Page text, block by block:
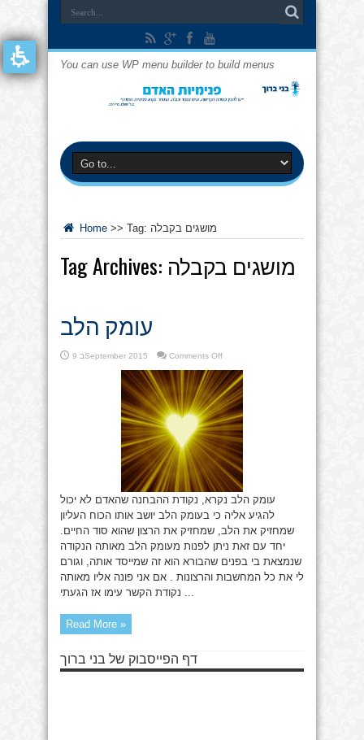
You can use WP menu builder to build menus
Home >> Tag: מושגים בקבלה
Tag Archives: מושגים בקבלה
עומק הלב
9 בSeptember 2015 Comments Offon
הלב
עומק הלב נקרא, נקודת ההבחנה שהאדם לא יכול
להגיע אליה כי בעומק הלב יושב אותו הכוח העליון
שמחזיק את הלב, שמחזיק את הרצון שהוא סוד החיים.
יחד עם זאת ניתן לפנות מעומק הלב מאותה הנקודה
שנמצאת בי בפנים שהבורא הוא זה שמייסד אותה, וגורם
לי את כל המחשבות והרצונות . אם אני פונה אליו מאותה
נקודת הקשר עימו אז הגעתי ...
Read More »
דף הפייסבוק של בני ברוך